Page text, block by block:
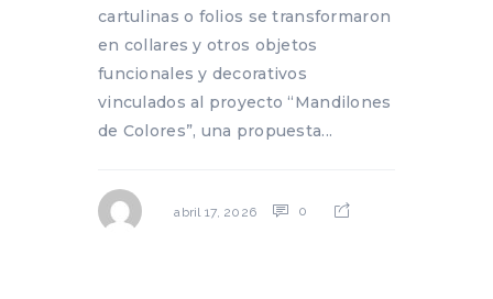
cartulinas o folios se transformaron
en collares y otros objetos
funcionales y decorativos
vinculados al proyecto “Mandilones
de Colores”, una propuesta...
abril 17, 2026 0